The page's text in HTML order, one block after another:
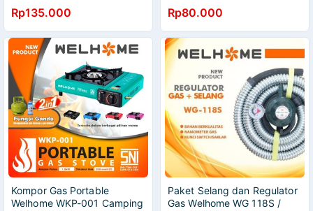
Putaran Kipas Halus
Rp135.000 Rp80.000
Kompor Gas Portable
Welhome WKP-001 Camping
Paket Selang dan Regulator
Gas Welhome WG 118S /